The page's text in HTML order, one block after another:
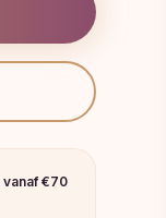
vanaf €70